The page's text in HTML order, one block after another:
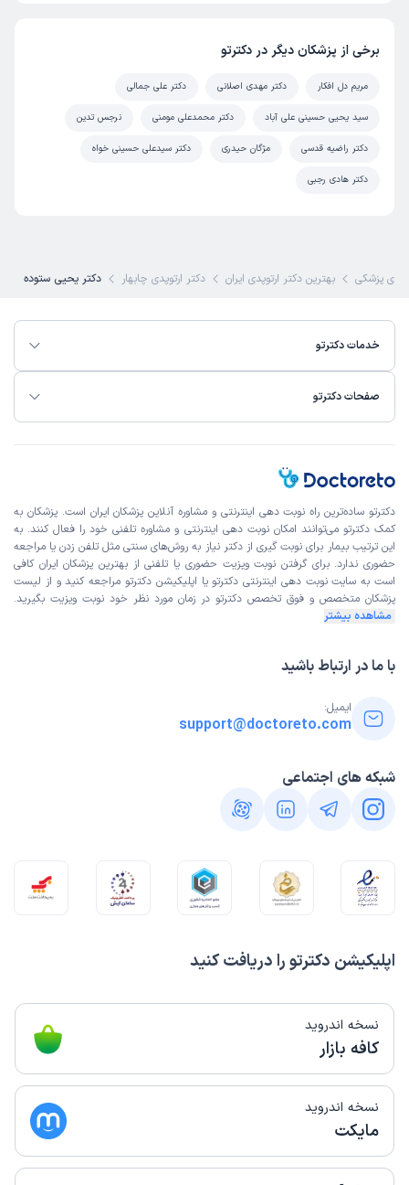
برخی از پزشکان دیگر در دکترتو
مریم دل افکار دکتر مهدی اصلانی دکتر علی جمالی
سید یحیی حسینی علی آباد دکتر محمدعلی مومنی نرجس تدین
دکتر راضیه قدسی مژگان حیدری دکتر سیدعلی حسینی خواه
دکتر هادی رجبی
پزشکی بهترین دکتر ارتوپدی ایران دکتر ارتوپدی چابهار دکتر یحیی ستوده
خدمات دکترتو
صفحات دکترتو
اپلیکیشن دکترتو را دریافت کنید
نسخه اندروید
کافه بازار
نسخه اندروید
مایکت
دکترتو ساده‌ترین راه نوبت‌ دهی اینترنتی و مشاوره آنلاین پزشکان ایران است. پزشکان به
کمک دکترتو می‌توانند امکان نوبت دهی اینترنتی و مشاوره تلفنی خود را فعال کنند. به
این ترتیب بیمار برای نوبت گیری از دکتر نیاز به روش‌های سنتی مثل تلفن زدن یا مراجعه
حضوری ندارد. برای گرفتن نوبت ویزیت حضوری یا تلفنی از بهترین پزشکان ایران کافی
است به سایت نوبت دهی اینترنتی دکترتو یا اپلیکیشن دکترتو مراجعه کنید و از لیست
پزشکان متخصص و فوق تخصص دکترتو در زمان مورد نظر خود نوبت ویزیت بگیرید.
مشاهده بیشتر
با ما در ارتباط باشید
ایمیل:
support@doctoreto.com
شبکه های اجتماعی